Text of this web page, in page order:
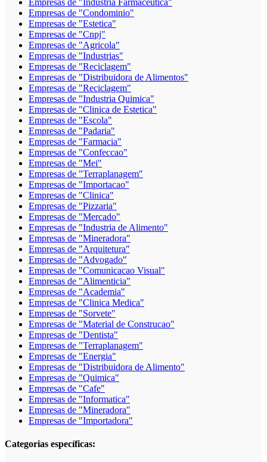
Empresas de "Condominio"
Empresas de "Estetica"
Empresas de "Cnpj"
Empresas de "Agricola"
Empresas de "Industrias"
Empresas de "Reciclagem"
Empresas de "Distribuidora de Alimentos"
Empresas de "Reciclagem"
Empresas de "Industria Quimica"
Empresas de "Clinica de Estetica"
Empresas de "Escola"
Empresas de "Padaria"
Empresas de "Farmacia"
Empresas de "Confeccao"
Empresas de "Mei"
Empresas de "Terraplanagem"
Empresas de "Importacao"
Empresas de "Clinica"
Empresas de "Pizzaria"
Empresas de "Mercado"
Empresas de "Industria de Alimento"
Empresas de "Mineradora"
Empresas de "Arquitetura"
Empresas de "Advogado"
Empresas de "Comunicacao Visual"
Empresas de "Alimenticia"
Empresas de "Academia"
Empresas de "Clinica Medica"
Empresas de "Sorvete"
Empresas de "Material de Construcao"
Empresas de "Dentista"
Empresas de "Terraplanagem"
Empresas de "Energia"
Empresas de "Distribuidora de Alimento"
Empresas de "Quimica"
Empresas de "Cafe"
Empresas de "Informatica"
Empresas de "Mineradora"
Empresas de "Importadora"
Categorias específicas: